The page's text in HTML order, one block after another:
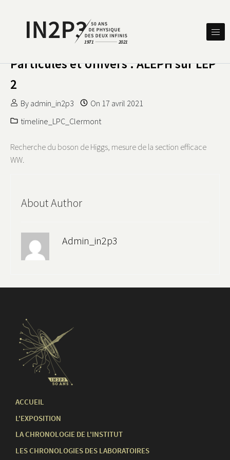
IN2P3 50 ANS DE PHYSIQUE
Particules et Univers : ALEPH sur LEP
2
By admin_in2p3 On 17 avril 2021
timeline_LPC_Clermont
Recherche du boson de Higgs, mesure de la section efficace
WW.
About Author
Admin_in2p3
ACCUEIL
L'EXPOSITION
LA CHRONOLOGIE DE L'INSTITUT
LES CHRONOLOGIES DES LABORATOIRES